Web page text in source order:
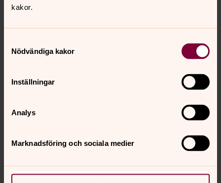
kakor.
Nödvändiga kakor
Inställningar
Analys
Marknadsföring och sociala medier
Foto: Stenstorps pastorat